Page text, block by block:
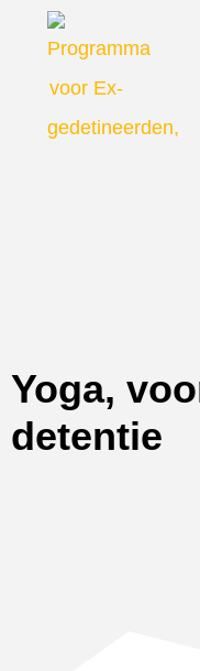
Yoga,
detentie